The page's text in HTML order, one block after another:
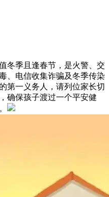
季且逢春节，是火警、交
、电信收集诈骗及冬季传染
第一义务人，请列位家长切
确保孩子渡过一个平安健